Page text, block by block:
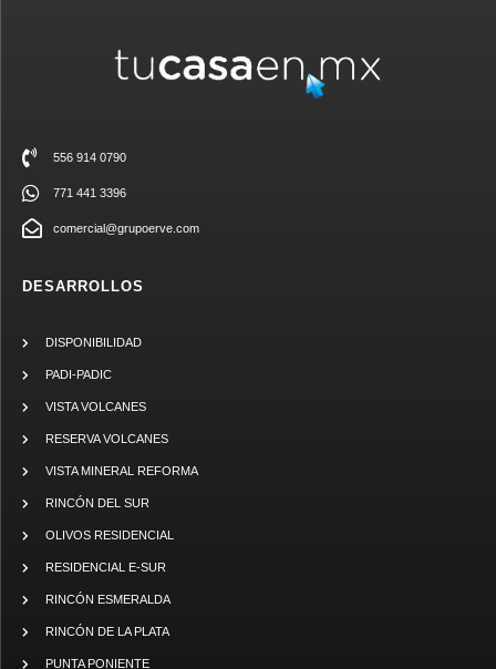
556 914 0790
771 441 3396
comercial@grupoerve.com
DESARROLLOS
DISPONIBILIDAD
PADI-PADIC
VISTA VOLCANES
RESERVA VOLCANES
VISTA MINERAL REFORMA
RINCÓN DEL SUR
OLIVOS RESIDENCIAL
RESIDENCIAL E-SUR
RINCÓN ESMERALDA
RINCÓN DE LA PLATA
PUNTA PONIENTE